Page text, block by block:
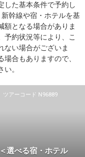
した基本条件で予約し
幹線や宿・ホテルを基
額となる場合がありま
予約状況等により、こ
ない場合がございま
合もありますので、
。
ツアーコード N96889
べる宿・ホテル